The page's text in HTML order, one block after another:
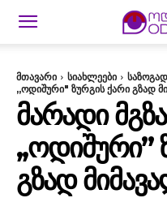
მთავარი სიახლეები
,,ოდიშური" ზურგის ქარი გზად
ᲛᲐᲠᲐᲓᲘ
,,ᲝᲓᲘᲨᲣᲠᲘ”
ᲒᲖᲐᲓ